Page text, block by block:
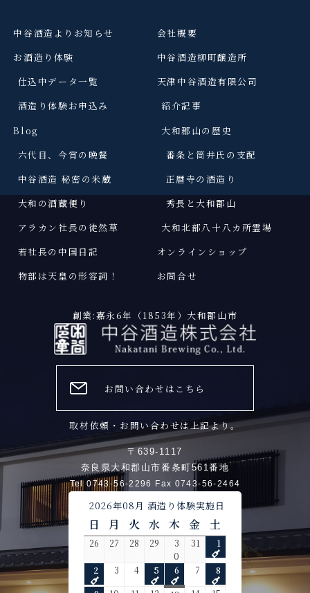
中谷酒造よりお知らせ
お酒造り体験
仕込中データ一覧
酒造り体験お申込み
Blog
六代目、今宵の晩餐
中谷酒造 秘密の米蔵
大和の酒蔵便り
アラカン社長の徒然草
若社長の中国日記
物部は天皇の形容詞 ！
会社概要
中谷酒造柳町醸造所
天津中谷酒造有限公司
紹介記事
大和郡山の歴史
番条と筒井氏の支配
正暦寺の酒造り
秀長と大和郡山
大和北部八十八カ所霊場
オンラインショップ
お問合せ
創業:嘉永6年（1853年）大和郡山市
お問い合わせはこちら
取材依頼・お問い合わせは上記より。
〒639-1117
奈良県大和郡山市番条町561番地
Tel 0743-56-2296 Fax 0743-56-2464